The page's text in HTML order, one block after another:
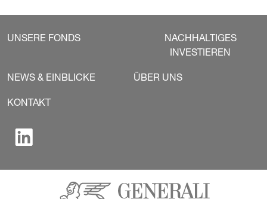
UNSERE FONDS
NACHHALTIGES
INVESTIEREN
NEWS & EINBLICKE ÜBER UNS
KONTAKT